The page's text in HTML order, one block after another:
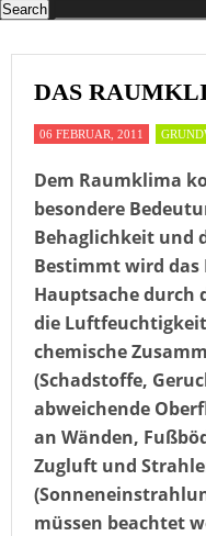
DAS
06 FEBRUAR, 2011
Dem Raumklima
besondere
Behaglichkeit und
Bestimmt wird
Hauptsache durch
die
chemische
(Schadstoffe,
abweichende
an Wänden,
Zugluft und
müssen beachtet